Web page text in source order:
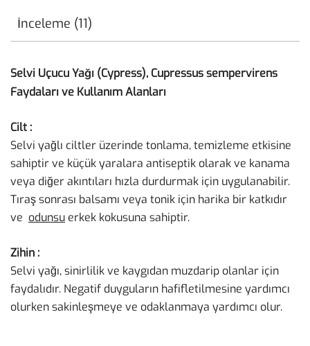
İnceleme (11)
Selvi Uçucu Yağı (Cypress), Cupressus sempervirens
Faydaları ve Kullanım Alanları
Cilt :
Selvi yağlı ciltler üzerinde tonlama, temizleme etkisine
sahiptir ve küçük yaralara antiseptik olarak ve kanama
veya diğer akıntıları hızla durdurmak için uygulanabilir.
Tıraş sonrası balsamı veya tonik için harika bir katkıdır
ve odunsu erkek kokusuna sahiptir.
Zihin :
Selvi yağı, sinirlilik ve kaygıdan muzdarip olanlar için
faydalıdır. Negatif duyguların hafifletilmesine yardımcı
olurken sakinleşmeye ve odaklanmaya yardımcı olur.